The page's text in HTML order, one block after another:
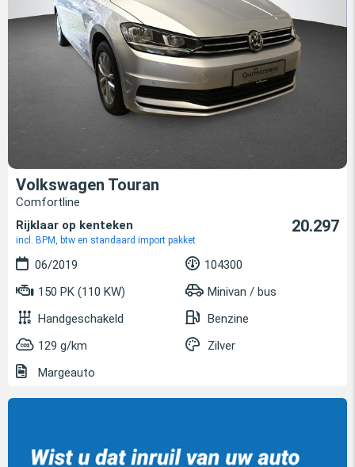
Volkswagen Touran
Comfortline
Rijklaar op kenteken
incl. BPM, btw en standaard import pakket
20.297
06/2019
104300
150 PK (110 KW)
Minivan / bus
Handgeschakeld
Benzine
129 g/km
Zilver
Margeauto